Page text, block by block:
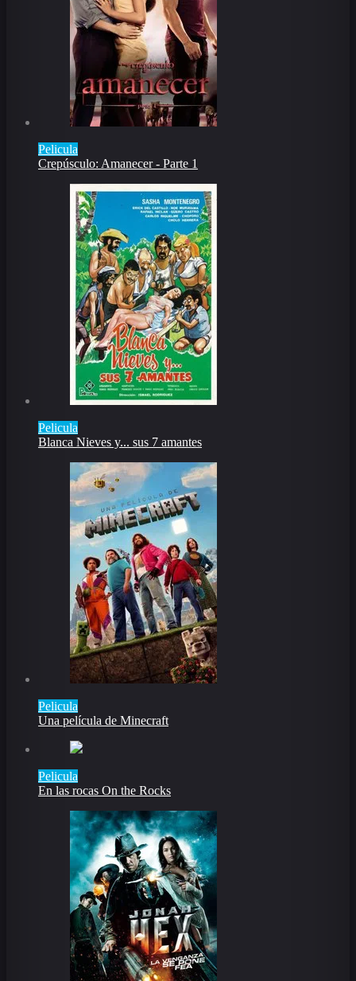
Pelicula
Crepúsculo: Amanecer - Parte 1
Pelicula
Blanca Nieves y... sus 7 amantes
Pelicula
Una película de Minecraft
Pelicula
En las rocas On the Rocks